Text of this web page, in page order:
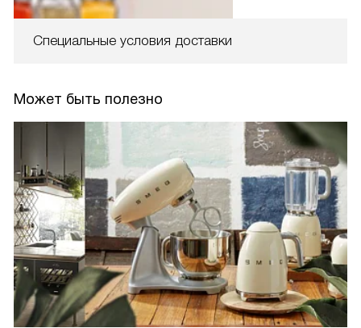
Специальные условия доставки
Может быть полезно